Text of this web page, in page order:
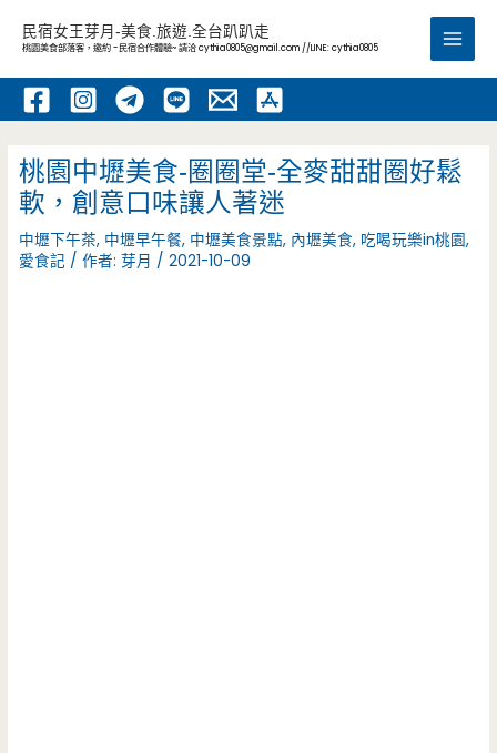
內
民宿女王芽月-美食.旅遊.全台趴趴走
桃園美食部落客，邀約 -民宿合作體驗~ 請洽cythia0805@gmail.com //LINE: cythia0805
Main
桃園中壢美食-圈圈堂-全麥甜甜圈好鬆
軟，創意口味讓人著迷
中壢下午茶, 中壢早午餐, 中壢美食景點, 內壢美食, 吃喝玩樂in桃園,
愛食記 / 作者:芽月 /2021-10-09